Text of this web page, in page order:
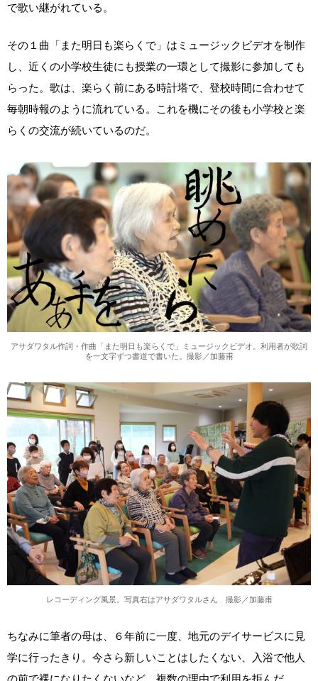
で歌い継がれている。
その１曲「また明日も楽らくで」はミュージックビデオを制作
し、近くの小学校生徒にも授業の一環として撮影に参加しても
らった。歌は、楽らく前にある時計塔で、登校時間に合わせて
毎朝時報のように流れている。これを機にその後も小学校と楽
らくの交流が続いているのだ。
アサダワタル作詞・作曲「また明日も楽らくで」ミュージックビデオ。利用者が歌詞
を一文字ずつ書道で書いた。撮影／加藤甫
レコーディング風景。写真右はアサダワタルさん 撮影／加藤甫
ちなみに筆者の母は、６年前に一度、地元のデイサービスに見
学に行ったきり。今さら新しいことはしたくない、入浴で他人
の前で裸になりたくないなど、複数の理由で利用を拒んだ。